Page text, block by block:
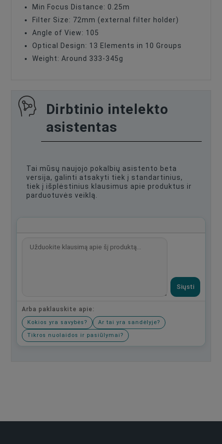
Min Focus Distance: 0.25m
Filter Size: 72mm (external filter holder)
Angle of View: 105
Optical Design: 13 Elements in 10 Groups
Weight: Around 333-345g
Dirbtinio intelekto
asistentas
Tai mūsų naujojo pokalbių asistento beta
versija, galinti atsakyti tiek į standartinius,
tiek į išplėstinius klausimus apie produktus ir
parduotuvės veiklą.
Siųsti
Arba paklauskite apie:
Kokios yra savybės?
Ar tai yra sandėlyje?
Tikros nuolaidos ir pasiūlymai?